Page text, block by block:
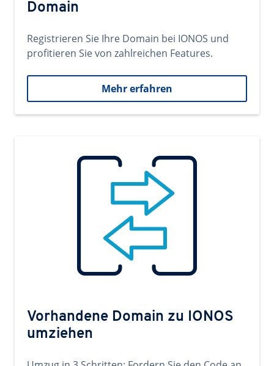
Domain
Registrieren Sie Ihre Domain bei IONOS und
profitieren Sie von zahlreichen Features.
Mehr erfahren
Vorhandene Domain zu IONOS
umziehen